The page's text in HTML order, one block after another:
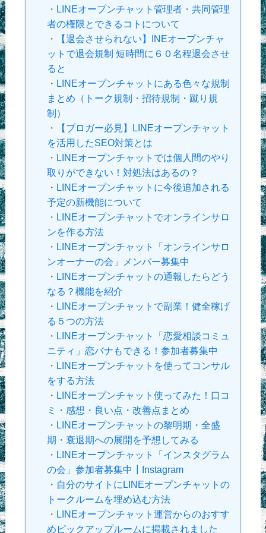
・ LINEオープンチャット管理者・共同管理
者の権限とできるコトについて
・
【退会させられない】INEオープンチャ
ットで退会規制 短時間に６０名程退会させ
ると
・ LINEオープンチャットにある色々な規制
まとめ（トーク規制・招待規制・蹴り規
制）
・
【ブロガー必見】LINEオープンチャット
を活用したSEO対策とは
・ LINEオープンチャットでは個人間のやり
取りができない！対処法はあるの？
・ LINEオープンチャットに今後追加される
予定の新機能について
・ LINEオープンチャットでオンラインサロ
ンを作る方法
・ LINEオープンチャット「オンラインサロ
ンオーナーの会」メンバー募集中
・ LINEオープンチャットの通報したらどう
なる？機能を紹介
・ LINEオープンチャットで副業！健全稼げ
る５つの方法
・ LINEオープンチャット「恋愛相談コミュ
ニティ」恋バナもできる！参加者募集中
・ LINEオープンチャットを使ってコンサル
をする方法
・ LINEオープンチャット使ってみた！口コ
ミ・感想・良い点・改善点まとめ
・ LINEオープンチャットの黎明期・全盛
期・衰退期への展開を予想してみる
・ LINEオープンチャット「インスタグラム
の会」参加者募集中┃Instagram
・ 自分のサイトにLINEオープンチャットの
トークルームを埋め込む方法
・ LINEオープンチャット運営からのおすす
めピックアップルームに掲載されました